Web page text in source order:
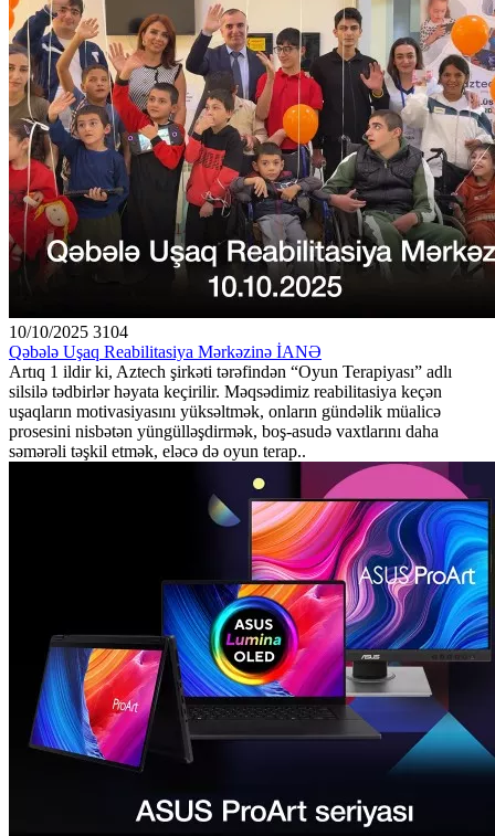
10/10/2025 3104
Qəbələ Uşaq Reabilitasiya Mərkəzinə İANƏ
Artıq 1 ildir ki, Aztech şirkəti tərəfindən “Oyun Terapiyası” adlı
silsilə tədbirlər həyata keçirilir. Məqsədimiz reabilitasiya keçən
uşaqların motivasiyasını yüksəltmək, onların gündəlik müalicə
prosesini nisbətən yüngülləşdirmək, boş-asudə vaxtlarını daha
səmərəli təşkil etmək, eləcə də oyun terap..